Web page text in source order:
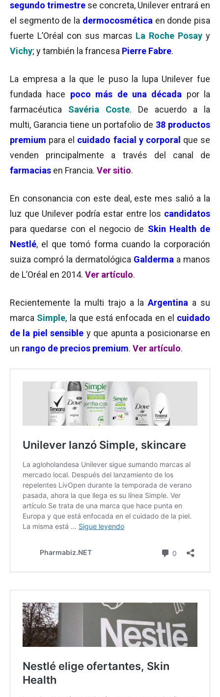
segundo trimestre se concreta, Unilever entrará en
el segmento de la dermocosmética en donde pisa
fuerte L’Oréal con sus marcas La Roche Posay y
Vichy; y también la francesa Pierre Fabre.
La empresa a la que le puso la lupa Unilever fue
fundada hace poco más de una década por la
farmacéutica Savéria Coste. De acuerdo a la
multi, Garancia tiene un portafolio de 38 productos
premium para el cuidado facial y corporal que se
venden principalmente a través del canal de
farmacias en Francia. Ver sitio.
En consonancia con este deal, este mes salió a la
luz que Unilever podría estar entre los candidatos
para quedarse con el negocio de Skin Health de
Nestlé, el que tomó forma cuando la corporación
suiza compró la dermatológica Galderma a manos
de L’Oréal en 2014. Ver artículo.
Recientemente la multi trajo a laArgentina a su
marca Simple, la que está enfocada en el cuidado
de la piel sensible y que apunta a posicionarse en
un rango de precios premium. Ver artículo.